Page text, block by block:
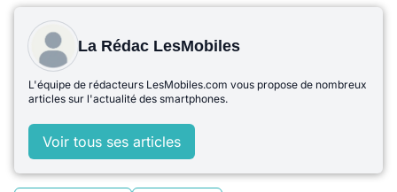
La Rédac LesMobiles
L'équipe de rédacteurs LesMobiles.com vous propose de nombreux
articles sur l'actualité des smartphones.
Voir tous ses articles